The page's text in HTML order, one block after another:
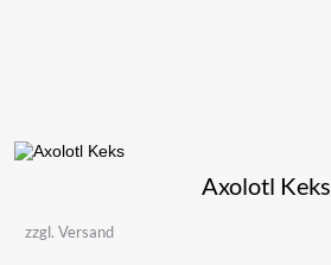
Axolotl Keks
zzgl. Versand